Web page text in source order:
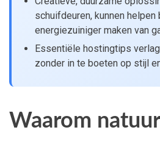
schuifdeuren, kunnen helpen
energiezuiniger maken van
Essentiële hostingtips
zonder in te boeten op stijl
Waarom